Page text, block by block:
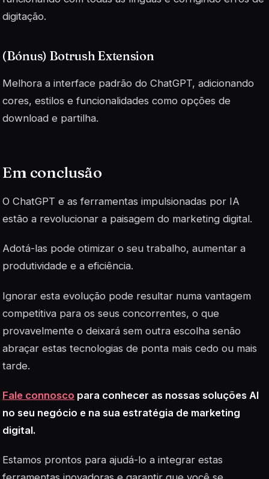
digitação.
(Bónus) Botrush Extension
Melhora a interface padrão do ChatGPT, adicionando
cores, estilos e funcionalidades como opções de
download e partilha.
Em conclusão
O ChatGPT e as ferramentas impulsionadas por IA
estão a revolucionar a paisagem do marketing digital.
Adotá-las pode otimizar o seu trabalho, aumentar a
produtividade e a eficiência.
Ignorar esta evolução pode resultar numa vantagem
competitiva para os seus concorrentes, o que
provavelmente o deixará sem outra escolha senão
abraçar estas tecnologias de ponta mais cedo ou mais
tarde.
Fale connosco para conhecer as nossas soluções AI
no seu negócio e na sua estratégia de marketing
digital.
Estamos prontos para ajudá-lo a integrar estas